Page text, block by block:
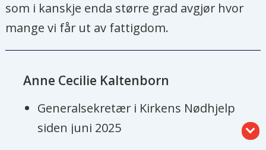
som i kanskje enda større grad avgjør hvor
mange vi får ut av fattigdom.
Anne Cecilie Kaltenborn
Generalsekretær i Kirkens Nødhjelp
siden juni 2025